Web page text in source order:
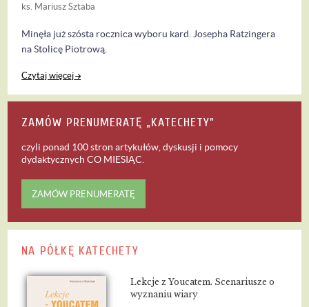
ks. Mariusz Sztaba
Minęła już szósta rocznica wyboru kard. Josepha Ratzingera
na Stolicę Piotrową.
Czytaj więcej
ZAMÓW PRENUMERATĘ „KATECHETY”
czyli ponad 100 stron artykułów, dyskusji i pomocy
dydaktycznychCO MIESIĄC
ZAMÓW PRENUMERATĘ
NA PÓŁKĘ KATECHETY
Lekcje z Youcatem. Scenariusze o
wyznaniu wiary